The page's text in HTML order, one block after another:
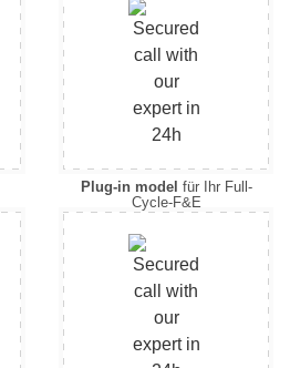
Plug-in model für Ihr Full-
Cycle-F&E